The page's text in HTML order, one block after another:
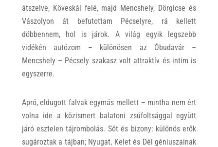
átszelve, Köveskál felé, majd Mencshely, Dörgicse és
Vászolyon át befutottam Pécselyre, rá kellett
döbbennem, hol is járok. A világ egyik legszebb
vidékén autózom – különösen az Óbudavár –
Mencshely – Pécsely szakasz volt attraktív és intim is
egyszerre.
Apró, eldugott falvak egymás mellett – mintha nem ért
volna ide a közismert balatoni zsúfoltsággal együtt
járó esztelen tájrombolás. Sőt és bizony: különös erők
sugároztak a tájban; Nyugat, Kelet és Dél géniuszainak